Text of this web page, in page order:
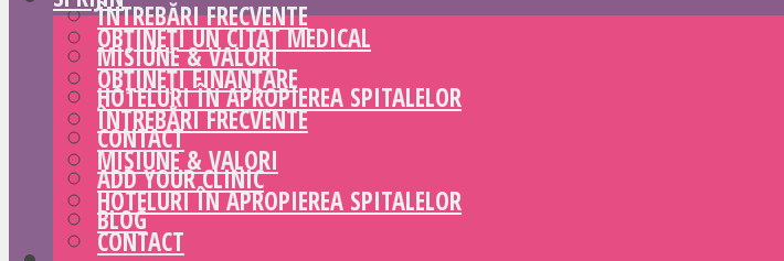
ÎNTREBĂRI FRECVENTE
MISIUNE & VALORI
HOTELURI ÎN APROPIEREA SPITALELOR
CONTACT
ADD YOUR CLINIC
BLOG
OBȚINEȚI UN CITAT MEDICAL
OBȚINEȚI FINANȚARE
ÎNTREBĂRI FRECVENTE
MISIUNE & VALORI
HOTELURI ÎN APROPIEREA SPITALELOR
CONTACT